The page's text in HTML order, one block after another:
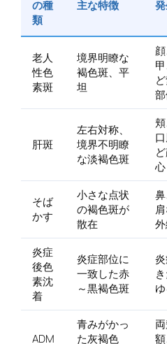
の種
類
主な特徴
老人
性色
素斑
境界明瞭な
褐色斑、平
坦
肝斑
左右対称、
境界不明瞭
な淡褐色斑
頬
心
そば
かす
小さな点状
の褐色斑が
散在
鼻
炎症
後色
素沈
着
炎症部位に
一致した赤
～黒褐色斑
ADM
青みがかっ
た灰褐色
両